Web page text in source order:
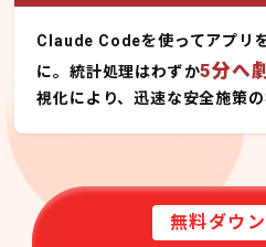
Claude Codeを使ってアプリ
に。統計処理はわずか5分へ
視化により、迅速な安全施策
無料ダウ